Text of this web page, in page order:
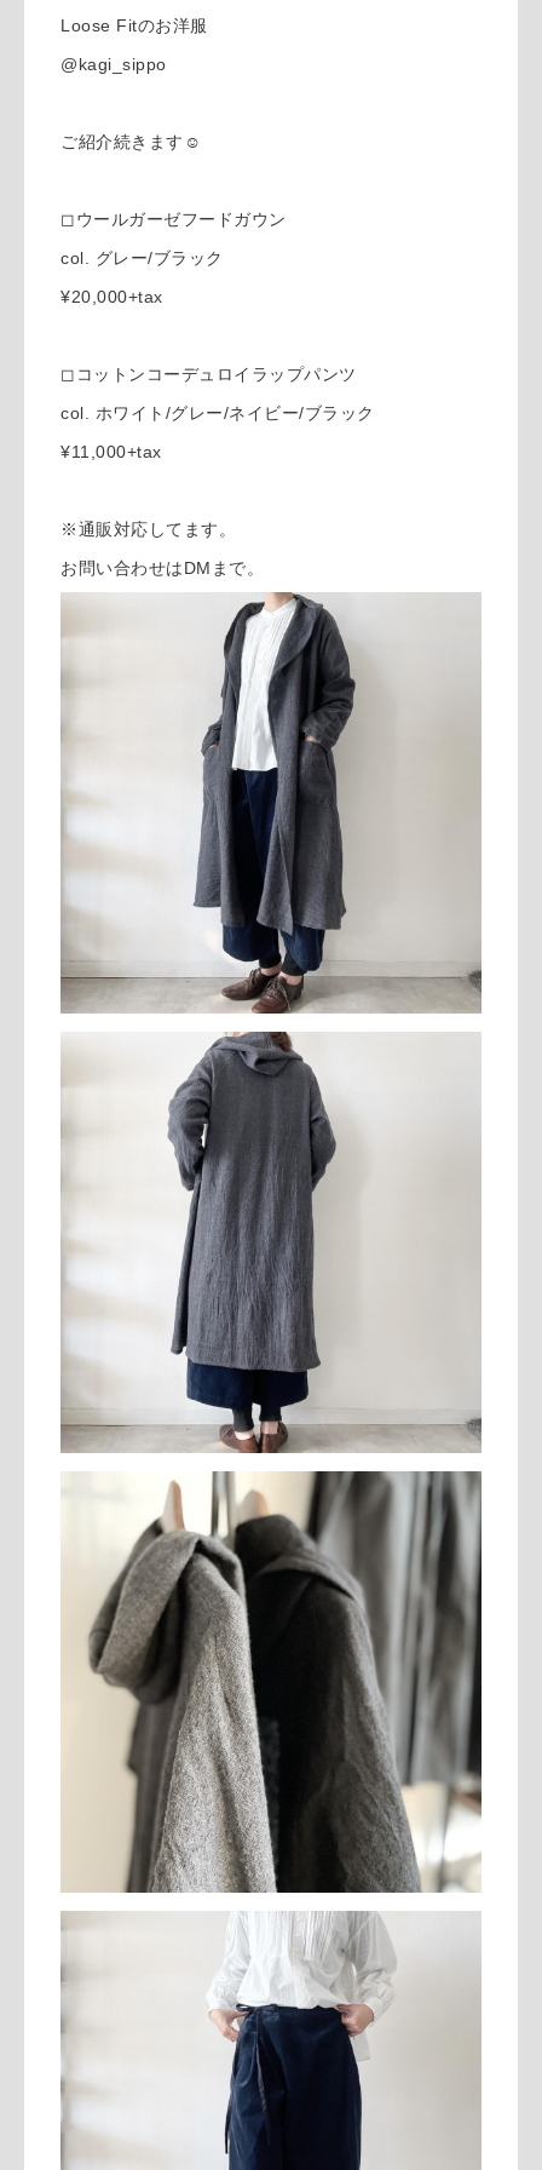
Loose Fitのお洋服
@kagi_sippo
ご紹介続きます☺︎
◻︎ウールガーゼフードガウン
col. グレー/ブラック
¥20,000+tax
◻︎コットンコーデュロイラップパンツ
col. ホワイト/グレー/ネイビー/ブラック
¥11,000+tax
※通販対応してます。
お問い合わせはDMまで。